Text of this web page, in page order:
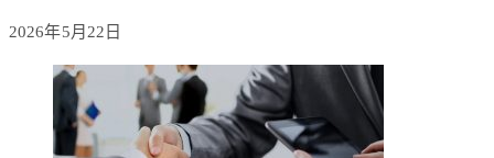
2026年5月22日